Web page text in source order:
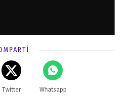
Twitter Whatsapp